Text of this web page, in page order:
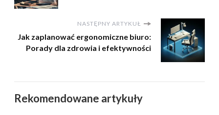
NASTĘPNY ARTYKUŁ
Jak zaplanować ergonomiczne biuro:
Porady dla zdrowia i efektywności
Rekomendowane artykuły